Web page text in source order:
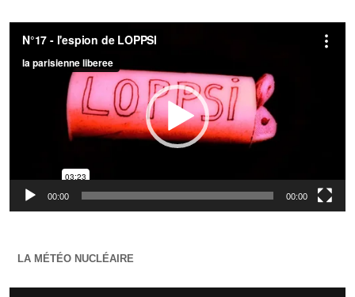
Lecteur
vidéo
00:00 00:00
LA MÉTÉO NUCLÉAIRE
Lecteur